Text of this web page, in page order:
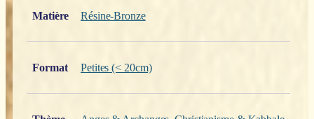
Matière
Résine-Bronze
Format Petites (< 20cm)